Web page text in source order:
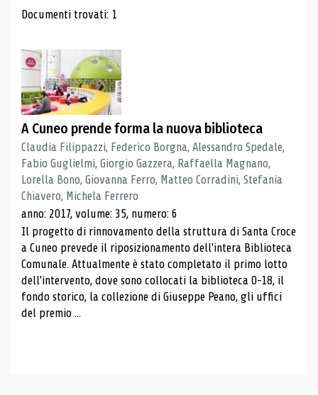
Risultati di ricerca
Documenti trovati: 1
A Cuneo prende forma la nuova biblioteca
Claudia Filippazzi, Federico Borgna, Alessandro Spedale,
Fabio Guglielmi, Giorgio Gazzera, Raffaella Magnano,
Lorella Bono, Giovanna Ferro, Matteo Corradini, Stefania
Chiavero, Michela Ferrero
anno: 2017, volume: 35, numero: 6
Il progetto di rinnovamento della struttura di Santa Croce
a Cuneo prevede il riposizionamento dell'intera Biblioteca
Comunale. Attualmente è stato completato il primo lotto
dell'intervento, dove sono collocati la biblioteca 0-18, il
fondo storico, la collezione di Giuseppe Peano, gli uffici
del premio ...